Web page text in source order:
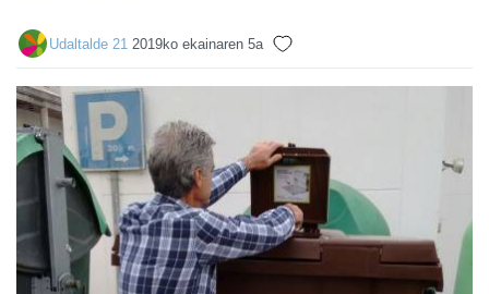
Udaltalde 21 2019ko ekainaren 5a